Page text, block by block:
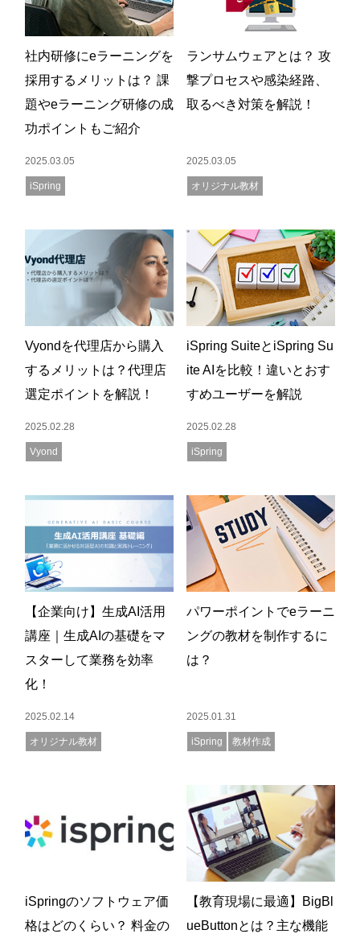
社内研修にeラーニングを
採用するメリットは？ 課
題やeラーニング研修の成
功ポイントもご紹介
2025.03.05
iSpring
ランサムウェアとは？ 攻
撃プロセスや感染経路、
取るべき対策を解説！
2025.03.05
オリジナル教材
Vyondを代理店から購入
するメリットは？代理店
選定ポイントを解説！
2025.02.28
Vyond
iSpring SuiteとiSpring Su
ite AIを比較！違いとおす
すめユーザーを解説
2025.02.28
iSpring
【企業向け】生成AI活用
講座｜生成AIの基礎をマ
スターして業務を効率
化！
2025.02.14
オリジナル教材
パワーポイントでeラーニ
ングの教材を制作するに
は？
2025.01.31
iSpring 教材作成
iSpringのソフトウェア価
格はどのくらい？ 料金の
【教育現場に最適】BigBl
ueButtonとは？主な機能